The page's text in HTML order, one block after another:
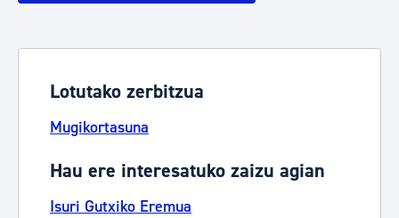
Lotutako zerbitzua
Mugikortasuna
Hau ere interesatuko zaizu agian
Isuri Gutxiko Eremua